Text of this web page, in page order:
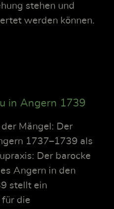
stehen und
werden können.
in Angern 1739
Mängel: Der
1737–1739 als
Der barocke
Angern in den
stellt ein
die